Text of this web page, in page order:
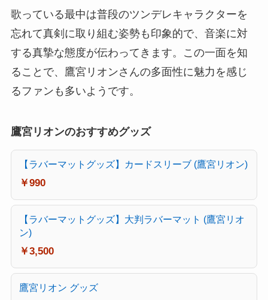
歌っている最中は普段のツンデレキャラクターを
忘れて真剣に取り組む姿勢も印象的で、音楽に対
する真摯な態度が伝わってきます。この一面を知
ることで、鷹宮リオンさんの多面性に魅力を感じ
るファンも多いようです。
鷹宮リオンのおすすめグッズ
【ラバーマットグッズ】カードスリーブ (鷹宮リオン)
￥990
【ラバーマットグッズ】大判ラバーマット (鷹宮リオ
ン)
￥3,500
鷹宮リオン グッズ